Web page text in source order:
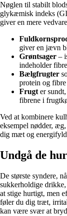
Nøglen til stabilt
glykæmisk indeks
giver en mere
giver en jævn
Grøntsager –
indeholder
Bælgfrugter
protein og
Frugter
fibrene i
Ved at kombinere
eksempel nødder,
dig mæt og
Undgå de
De største syndere,
sukkerholdige
at stige hurtigt, men
føler du dig træt,
kan være svær at